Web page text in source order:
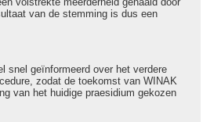
van de stemming is dus een
snel geïnformeerd over het verdere
zodat de toekomst van WINAK
van het huidige praesidium gekozen